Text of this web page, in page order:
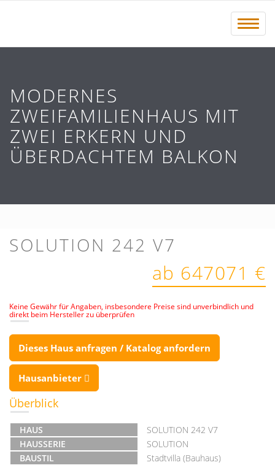
Menü
MODERNES
ZWEIFAMILIENHAUS MIT
ZWEI ERKERN UND
ÜBERDACHTEM BALKON
SOLUTION 242 V7
ab 647071 €
Keine Gewähr für Angaben, insbesondere Preise sind unverbindlich und
direkt beim Hersteller zu überprüfen
Dieses Haus anfragen / Katalog anfordern
Hausanbieter
Überblick
HAUS
SOLUTION 242 V7
HAUSSERIE
SOLUTION
BAUSTIL
Stadtvilla (Bauhaus)